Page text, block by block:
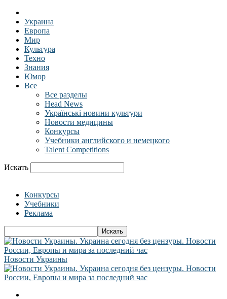
Украина
Европа
Мир
Культура
Техно
Знания
Юмор
Все
Все разделы
Head News
Українські новини культури
Новости медицины
Конкурсы
Учебники английского и немецкого
Talent Competitions
Искать
Конкурсы
Учебники
Реклама
Новости Украины